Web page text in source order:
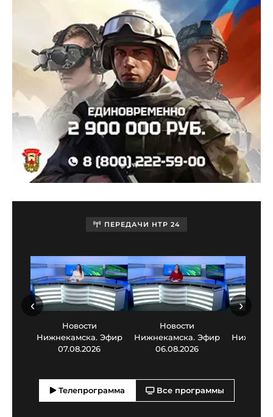
ПЕРЕДАЧИ НТР 24
Новости
Нижнекамска. Эфир
07.08.2026
Новости
Нижнекамска. Эфир
06.08.2026
‹ ›
Телепрограмма Все программы